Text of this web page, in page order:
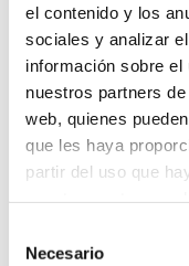
el contenido y los
sociales y analizar
información sobre el
nuestros partners
web, quienes
que les haya
partir del uso que
Necesario
Related Posts